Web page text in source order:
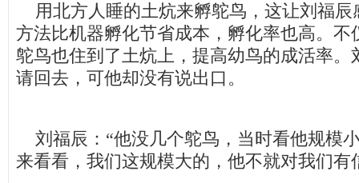
用北方人睡的土炕来孵鸵鸟，这让刘福辰
方法比机器孵化节省成本，孵化率也高。不
鸵鸟也住到了土炕上，提高幼鸟的成活率。
请回去，可他却没有说出口。
刘福辰：“他没几个鸵鸟，当时看他规模
来看看，我们这规模大的，他不就对我们有